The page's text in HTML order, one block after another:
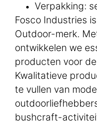
Verpakking:
Fosco Industries
Outdoor-merk.
ontwikkelen we
producten voor
Kwalitatieve
te vullen van
bushcraft-